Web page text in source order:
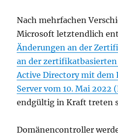
Nach mehrfachen
Microsoft letztendlich
Änderungen an der
an der
Active Directory mit dem
Server vom 10. Mai 2022
endgültig in Kraft treten
Domänencontroller